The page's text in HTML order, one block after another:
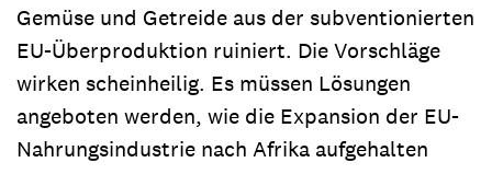
Gemüse und Getreide aus der subventionierten
EU-Überproduktion ruiniert. Die Vorschläge
wirken scheinheilig. Es müssen Lösungen
angeboten werden, wie die Expansion der EU-
Nahrungsindustrie nach Afrika aufgehalten